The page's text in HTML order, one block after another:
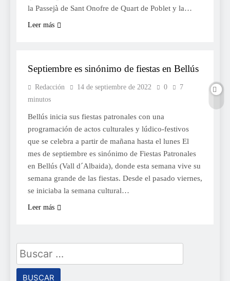
la Passejà de Sant Onofre de Quart de Poblet y la…
Leer más
Septiembre es sinónimo de fiestas en Bellús
Redacción 14 de septiembre de 2022 0
7
minutos
Bellús inicia sus fiestas patronales con una
programación de actos culturales y lúdico-festivos
que se celebra a partir de mañana hasta el lunes El
mes de septiembre es sinónimo de Fiestas Patronales
en Bellús (Vall d´Albaida), donde esta semana vive su
semana grande de las fiestas. Desde el pasado viernes,
se iniciaba la semana cultural…
Leer más
Buscar: